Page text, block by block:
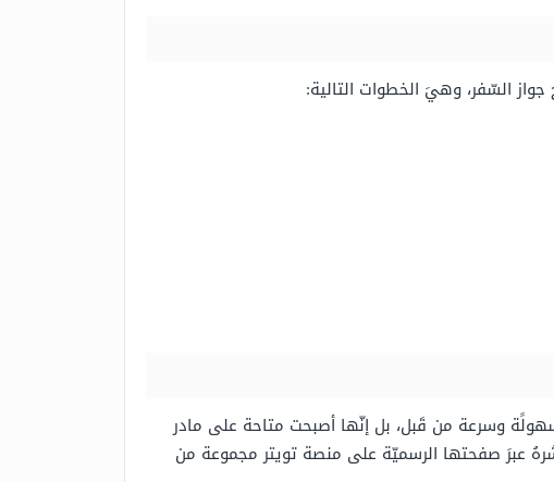
السّفر، وهيَ الخطوات التالية:
وسرعة من قَبل، بل إنّها أصبحت متاحة على مادر
عبرَ صفحتها الرسميّة على منصة تويتر مجموعة من